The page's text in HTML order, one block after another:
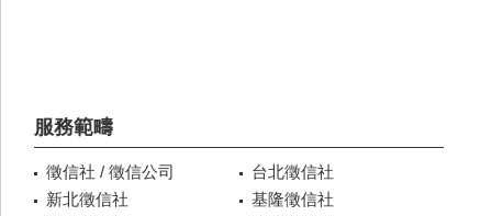
服務範疇
徵信社 / 徵信公司
台北徵信社
新北徵信社
基隆徵信社